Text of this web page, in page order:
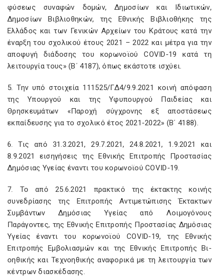
φύσεως συναφών δομών, Δημοσίων και Ιδιωτικών,
Δημοσίων Βιβλιοθηκών, της Εθνικής Βιβλιοθήκης της
Ελλάδος και των Γενικών Αρχείων του Κράτους κατά την
έναρξη του σχολικού έτους 2021 – 2022 και μέτρα για την
αποφυγή διάδοσης του κορωνοϊού COVID-19 κατά τη
λειτουργία τους» (Β΄ 4187), όπως εκάστοτε ισχύει.
5. Την υπό στοιχεία 111525/ΓΔ4/9.9.2021 κοινή απόφαση
της Υπουργού και της Υφυπουργού Παιδείας και
Θρησκευμάτων «Παροχή σύγχρονης εξ αποστάσεως
εκπαίδευσης για το σχολικό έτος 2021-2022» (Β΄ 4188).
6. Τις από 31.3.2021, 29.7.2021, 24.8.2021, 1.9.2021 και
8.9.2021 εισηγήσεις της Εθνικής Επιτροπής Προστασίας
Δημόσιας Υγείας έναντι του κορωνοϊού COVID-19.
7. Το από 25.6.2021 πρακτικό της έκτακτης κοινής
συνεδρίασης της Επιτροπής Αντιμετώπισης Έκτακτων
Συμβάντων Δημόσιας Υγείας από Λοιμογόνους
Παράγοντες, της Εθνικής Επιτροπής Προστασίας Δημόσιας
Υγείας έναντι του κορωνοϊού COVID-19, της Εθνικής
Επιτροπής Εμβολιασμών και της Εθνικής Επιτροπής Βι-
οηθικής και Τεχνοηθικής αναφορικά με τη λειτουργία των
κέντρων διασκέδασης.